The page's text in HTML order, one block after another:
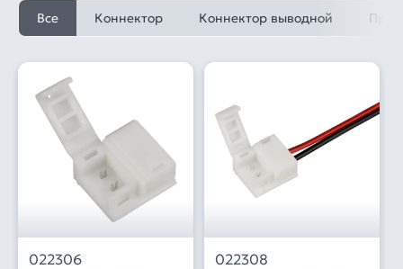
Все Коннектор Коннектор выводной
022306 022308